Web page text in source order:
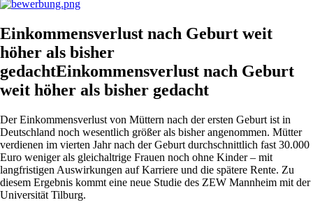
Einkommensverlust nach Geburt weit
höher als bisher
gedachtEinkommensverlust nach Geburt
weit höher als bisher gedacht
Der Einkommensverlust von Müttern nach der ersten Geburt ist in
Deutschland noch wesentlich größer als bisher angenommen. Mütter
verdienen im vierten Jahr nach der Geburt durchschnittlich fast 30.000
Euro weniger als gleichaltrige Frauen noch ohne Kinder – mit
langfristigen Auswirkungen auf Karriere und die spätere Rente. Zu
diesem Ergebnis kommt eine neue Studie des ZEW Mannheim mit der
Universität Tilburg.